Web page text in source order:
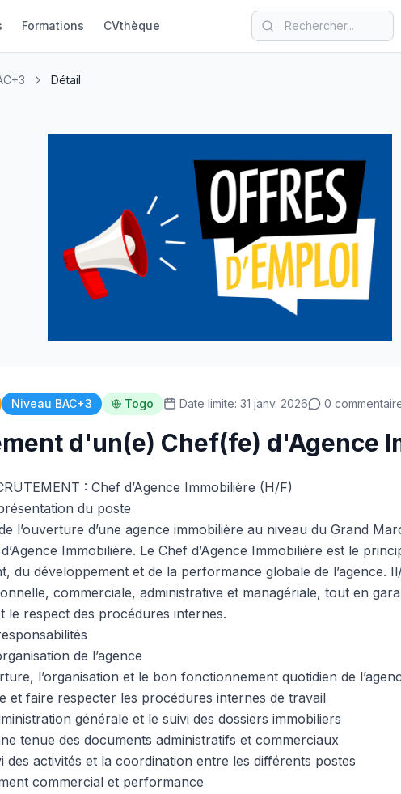
Formations CVthèque
Détail
Niveau BAC+3 Togo Date limite: 31 janv. 2026 0
d'un(e) Chef(fe) d'Agence
: Chef d’Agence Immobilière (H/F)
du poste
l’ouverture d’une agence immobilière au niveau du Grand
Immobilière. Le Chef d’Agence Immobilière est le
du développement et de la performance globale de l’agence.
commerciale, administrative et managériale, tout en
le respect des procédures internes.
de l’agence
l’organisation et le bon fonctionnement quotidien de
et faire respecter les procédures internes de travail
générale et le suivi des dossiers immobiliers
tenue des documents administratifs et commerciaux
des activités et la coordination entre les différents postes
commercial et performance